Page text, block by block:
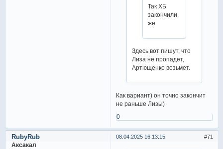
Так ХБ
закончили
же
Здесь вот пишут, что
Лиза не пропадет,
Артющенко возьмет.
Как вариант) он точно закончит
не раньше Лизы)
0
71
08.04.2025 16:13:15
RubyRub
Аксакал